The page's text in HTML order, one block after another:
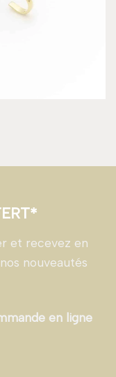
et recevez en
nouveautés
en ligne